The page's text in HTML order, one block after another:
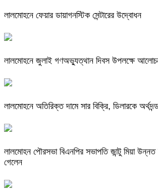
লালমোহনে ফেয়ার ডায়াগনস্টিক সেন্টারের উদ্বোধন
লালমোহনে জুলাই গণঅভ্যুত্থান দিবস উপলক্ষে
লালমোহনে অতিরিক্ত দামে সার বিক্রি, ডিলারকে
লালমোহন পৌরসভা বিএনপির সভাপতি জান্টু মিয়া উন্নত
গেলেন